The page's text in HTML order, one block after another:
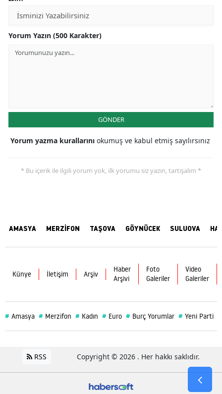
Yorum Yazın (500 Karakter)
GÖNDER
Yorum yazma kurallarını okumuş ve kabul etmiş sayılırsınız
* Bu içerik ile ilgili yorum yok, ilk yorumu siz yazın, tartışalım *
AMASYA MERZİFON TAŞOVA GÖYNÜCEK SULUOVA
Künye İletişim Arşiv
Haber
Arşivi
Foto
Galeriler
Video
Galeriler
# Amasya # Merzifon # Kadın # Euro # Burç Yorumlar # Yeni Parti
RSS Copyright © 2026 . Her hakkı saklıdır.